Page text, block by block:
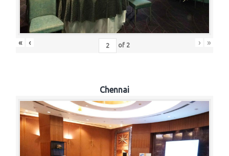
« ‹ of 2 › »
Chennai